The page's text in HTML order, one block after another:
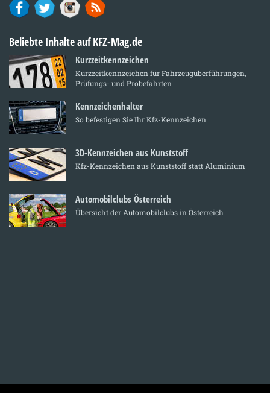
Beliebte Inhalte auf KFZ-Mag.de
Kurzzeitkennzeichen
Kurzzeitkennzeichen für Fahrzeugüberführungen,
Prüfungs- und Probefahrten
Kennzeichenhalter
So befestigen Sie Ihr Kfz-Kennzeichen
3D-Kennzeichen aus Kunststoff
Kfz-Kennzeichen aus Kunststoff statt Aluminium
Automobilclubs Österreich
Übersicht der Automobilclubs in Österreich